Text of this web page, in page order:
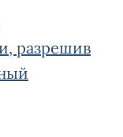
разрешив